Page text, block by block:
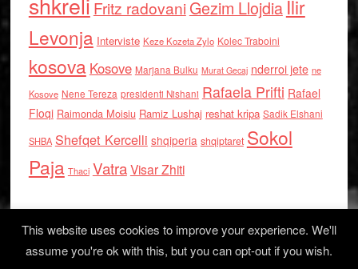
Fritz radovaniGezim Llojdia Ilir
Levonja Interviste Keze Kozeta Zylo Kolec Traboini
kosova Kosove Marjana Bulku Murat Gecaj nderroi jete ne
Kosove Nene Tereza presidenti Nishani Rafaela Prifti Rafael
Floqi Raimonda Moisiu Ramiz Lushaj reshat kripa Sadik Elshani
SHBA Shefqet Kercelli shqiperia shqiptaret Sokol
Paja Thaci VatraVisar Zhiti
This website uses cookies to improve your experience. We'll
assume you're ok with this, but you can opt-out if you wish.